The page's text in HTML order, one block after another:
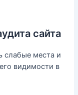
сайта
слабые места и
видимости в